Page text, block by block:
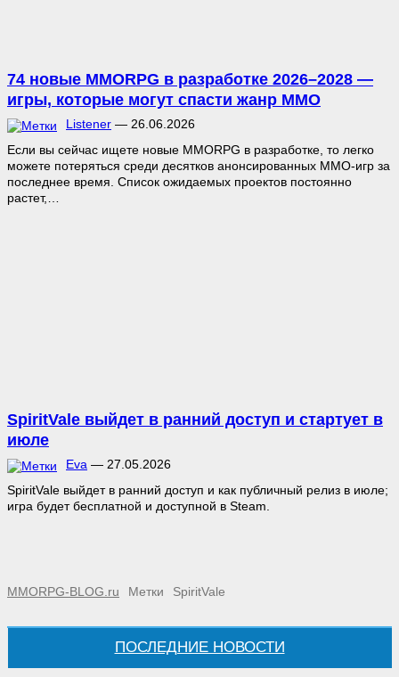
74 новые MMORPG в разработке 2026–2028 —
игры, которые могут спасти жанр MMO
Listener — 26.06.2026
Если вы сейчас ищете новые MMORPG в разработке, то легко
можете потеряться среди десятков анонсированных MMO-игр за
последнее время. Список ожидаемых проектов постоянно
растет,…
SpiritVale выйдет в ранний доступ и стартует в
июле
Eva — 27.05.2026
SpiritVale выйдет в ранний доступ и как публичный релиз в июле;
игра будет бесплатной и доступной в Steam.
MMORPG-BLOG.ru Метки SpiritVale
ПОСЛЕДНИЕ НОВОСТИ